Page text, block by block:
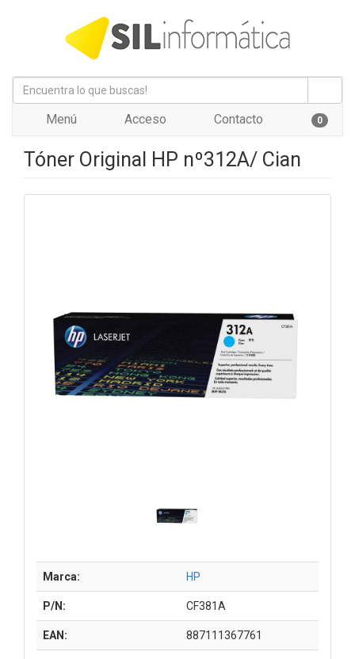
Menú Acceso Contacto 0
Tóner Original HP nº312A/ Cian
Marca: HP
P/N: CF381A
EAN: 887111367761